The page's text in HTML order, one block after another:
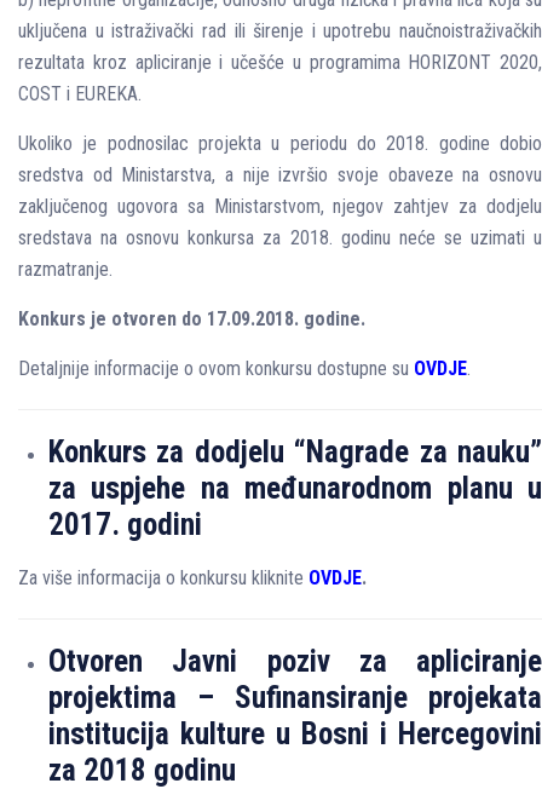
uključena u istraživački rad ili širenje i upotrebu naučnoistraživačkih
rezultata kroz apliciranje i učešće u programima HORIZONT 2020,
COST i EUREKA.
Ukoliko je podnosilac projekta u periodu do 2018. godine dobio
sredstva od Ministarstva, a nije izvršio svoje obaveze na osnovu
zaključenog ugovora sa Ministarstvom, njegov zahtjev za dodjelu
sredstava na osnovu konkursa za 2018. godinu neće se uzimati u
razmatranje.
Konkurs je otvoren do 17.09.2018. godine.
Detaljnije informacije o ovom konkursu dostupne su OVDJE.
Konkurs za dodjelu “Nagrade za nauku”
za uspjehe na međunarodnom planu u
2017. godini
Za više informacija o konkursu kliknite OVDJE.
Otvoren Javni poziv za apliciranje
projektima – Sufinansiranje projekata
institucija kulture u Bosni i Hercegovini
za 2018 godinu